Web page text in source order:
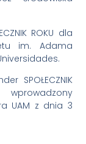
ROKU dla
im. Adama
SPOŁECZNIK
wprowadzony
UAM z dnia 3